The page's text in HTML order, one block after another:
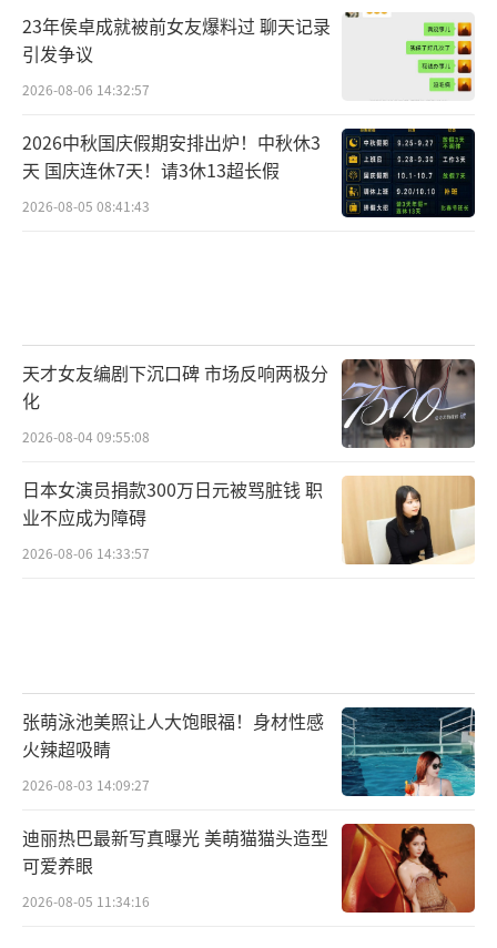
例。当偶像红利式微、路人认知重建成为行业
课题时，通过综艺节目争取“出现在观众面
前”的资格，成为许多年轻艺人的现实选择。
短期来看，此次夺冠争议无疑为穆祉丞带
来了可观的话题热度。无论质疑声还是支持
声，都意味着关注度的提升。对于一个18岁的
智慧。
中长期发展路径方面，穆祉丞面临着多重
选择。综艺方面，他需要继续打磨临场反应能
力与幽默感，找到更具辨识度的个人风格。影
视领域，2025年参演的首部电影《初次尝到寂
寞》以及入选2025“星辰大海”青年演员优选
由”的举办，显示其在这一领域的持续探索。
待提升空间同样明显。综艺经验的积累需
要时间，如何在保持真诚的前提下提升节目效
果输出能力，是许多年轻艺人面临的共同课
题。个人风格的强化则需要更多舞台与实践机
会的淬炼。舆论压力应对方面，穆祉丞在节目
23年侯卓成就被前女友爆料过 聊天记录
引发争议
2026-08-06 14:32:57
2026中秋国庆假期安排出炉！中秋休3
天 国庆连休7天！请3休13超长假
2026-08-05 08:41:43
天才女友编剧下沉口碑 市场反响两极分
化
2026-08-04 09:55:08
日本女演员捐款300万日元被骂脏钱 职
业不应成为障碍
2026-08-06 14:33:57
张萌泳池美照让人大饱眼福！身材性感
火辣超吸睛
2026-08-03 14:09:27
迪丽热巴最新写真曝光 美萌猫猫头造型
可爱养眼
2026-08-05 11:34:16